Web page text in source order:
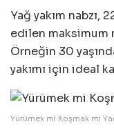
Yağ yakım nabzı,
edilen maksimum
Örneğin 30
yakımı için ideal
Yürümek mi Koşmak mı